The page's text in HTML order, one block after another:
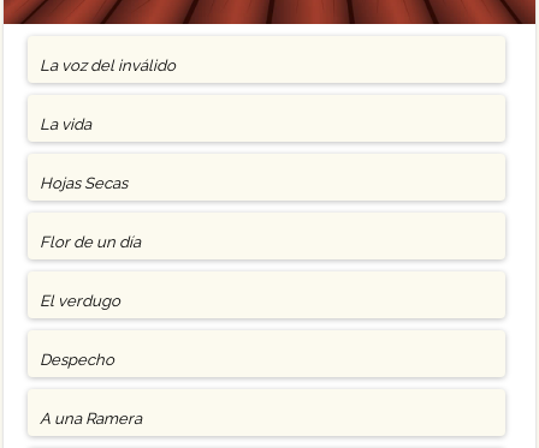
La voz del inválido
La vida
Hojas Secas
Flor de un día
El verdugo
Despecho
A una Ramera